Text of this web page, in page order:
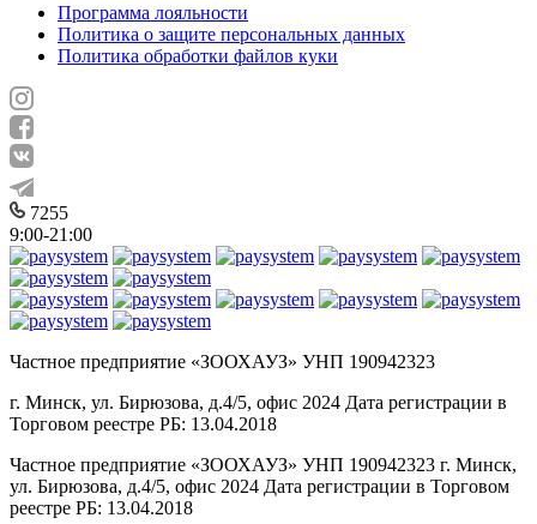
Программа лояльности
Политика о защите персональных данных
Политика обработки файлов куки
7255
9:00-21:00
Частное предприятие «ЗООХАУЗ» УНП 190942323
г. Минск, ул. Бирюзова, д.4/5, офис 2024 Дата регистрации в
Торговом реестре РБ: 13.04.2018
Частное предприятие «ЗООХАУЗ» УНП 190942323 г. Минск,
ул. Бирюзова, д.4/5, офис 2024 Дата регистрации в Торговом
реестре РБ: 13.04.2018